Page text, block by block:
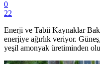
0
22
Enerji ve Tabii Kaynaklar
enerjiye ağırlık veriyor.
yeşil amonyak üretiminden